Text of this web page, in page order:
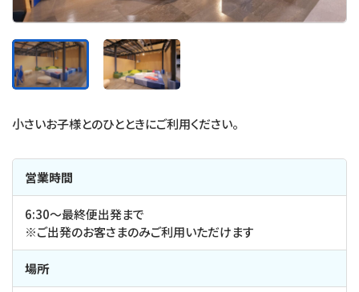
小さいお子様とのひとときにご利用ください。
営業時間
6:30～最終便出発まで
※ご出発のお客さまのみご利用いただけます
場所